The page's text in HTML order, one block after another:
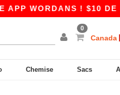
WORDANS ! $10 DE
0
Canada
Chemise Sacs